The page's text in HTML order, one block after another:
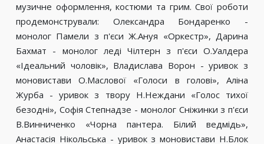
музичне оформлення, костюми та грим. Свої роботи
продемонстрували: Олександра Бондаренко -
монолог Памели з п'єси Ж.Ануя «Оркестр», Дарина
Бахмат - монолог леді Чілтерн з п'єси О.Уалдера
«Ідеальний чоловік», Владислава Ворон - уривок з
моновистави О.Маслової «Голоси в голові», Аліна
Журба - уривок з твору Н.Неждани «Голос тихої
безодні», Софія Степнадзе - монолог Сніжинки з п'єси
В.Винниченко «Чорна пантера. Білий ведмідь»,
Анастасія Нікольська - уривок з моновистави Н.Блок